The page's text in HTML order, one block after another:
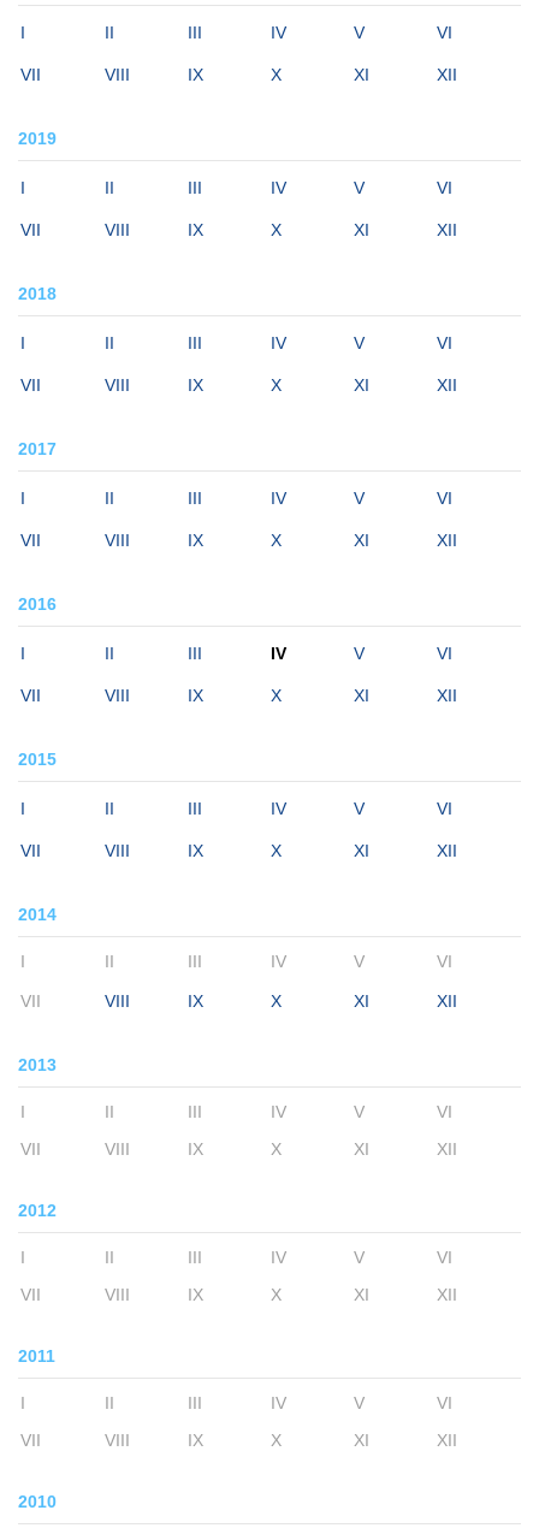
I II III IV V VI
VII VIII IX X XI XII
2019
I II III IV V VI
VII VIII IX X XI XII
2018
I II III IV V VI
VII VIII IX X XI XII
2017
I II III IV V VI
VII VIII IX X XI XII
2016
I II III IV V VI
VII VIII IX X XI XII
2015
I II III IV V VI
VII VIII IX X XI XII
2014
I II III IV V VI
VII VIII IX X XI XII
2013
I II III IV V
VI
VII
VIII IX X XI XII
2012
I II III IV V
VI
VII
VIII IX X XI XII
2011
I II III IV V
VI
VII
VIII IX X XI XII
2010